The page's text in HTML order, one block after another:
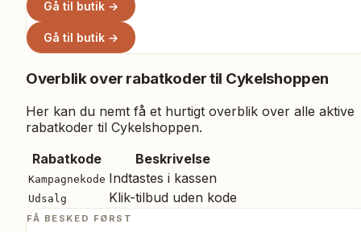
Gå til butik →
Gå til butik →
Overblik over rabatkoder til Cykelshoppen
Her kan du nemt få et hurtigt overblik over alle aktive
rabatkoder til Cykelshoppen.
Rabatkode
Beskrivelse
Kampagnekode Indtastes i kassen
Udsalg Klik-tilbud uden kode
FÅ BESKED FØRST